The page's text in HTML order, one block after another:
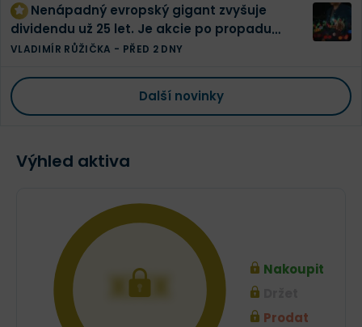
Nenápadný evropský gigant zvyšuje
dividendu už 25 let. Je akcie po propadu
konečně levná?
VLADIMÍR RŮŽIČKA - PŘED 2 DNY
Další novinky
Výhled aktiva
XXX
Nakoupit
Prodat